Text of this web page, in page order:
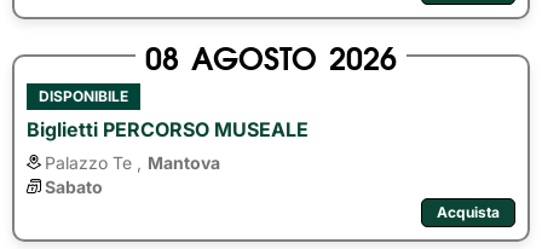
08 AGOSTO 2026
DISPONIBILE
Biglietti PERCORSO MUSEALE
Palazzo Te ,
Mantova
Sabato
Acquista